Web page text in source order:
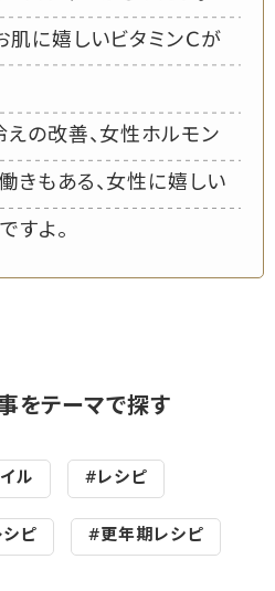
肌に嬉しいビタミンＣが
えの改善、女性ホルモン
きもある、女性に嬉しい
すよ。
をテーマで探す
ル #レシピ
ピ #更年期レシピ